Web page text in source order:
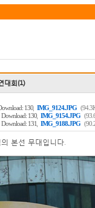
대회(1)
130, IMG_9124.JPG
Download: 130, IMG_9154.JPG
Download: 131, IMG_9188.JPG
본선 무대입니다.